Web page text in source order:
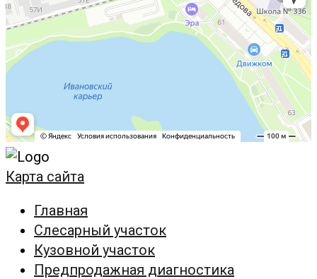
Карта сайта
Главная
Слесарный участок
Кузовной участок
Предпродажная диагностика